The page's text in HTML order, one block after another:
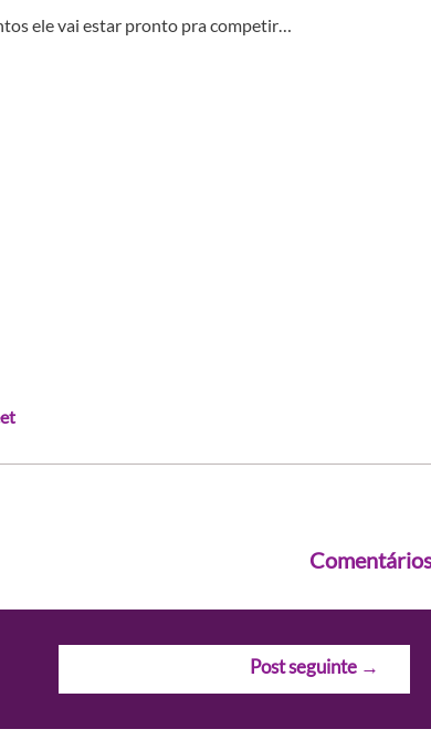
ele vai estar pronto pra competir…
Post seguinte →